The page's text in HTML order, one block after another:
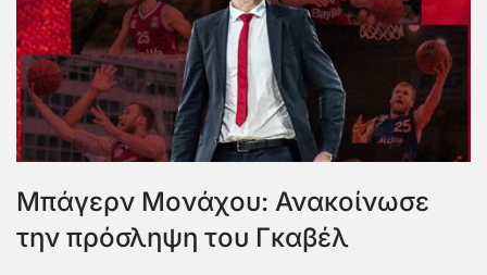
Μπάγερν Μονάχου: Ανακοίνωσε
την πρόσληψη του Γκαβέλ